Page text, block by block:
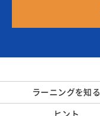
ラーニングを知る